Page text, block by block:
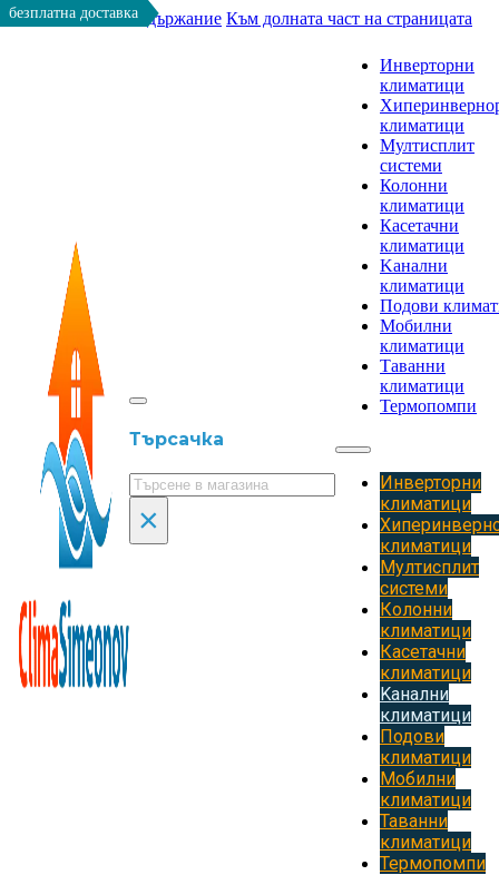
Към основното съдържание Към долната част на страницата
Търсачка
Търсене
×
Инверторни
климатици
климатици
Мултисплит
системи
Колонни
климатици
Касетачни
климатици
Kанални
климатици
Подови
Мобилни
климатици
Таванни
климатици
Термопомпи
Инверторни
климатици
климатици
Мултисплит
системи
Колонни
климатици
Касетачни
климатици
Kанални
климатици
Подови
климатици
Мобилни
климатици
Таванни
климатици
Термопомпи
безплатна доставка